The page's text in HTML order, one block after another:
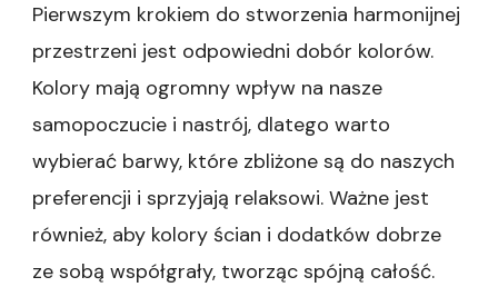
Pierwszym krokiem do stworzenia harmonijnej
przestrzeni jest odpowiedni dobór kolorów.
Kolory mają ogromny wpływ na nasze
samopoczucie i nastrój, dlatego warto
wybierać barwy, które zbliżone są do naszych
preferencji i sprzyjają relaksowi. Ważne jest
również, aby kolory ścian i dodatków dobrze
ze sobą współgrały, tworząc spójną całość.